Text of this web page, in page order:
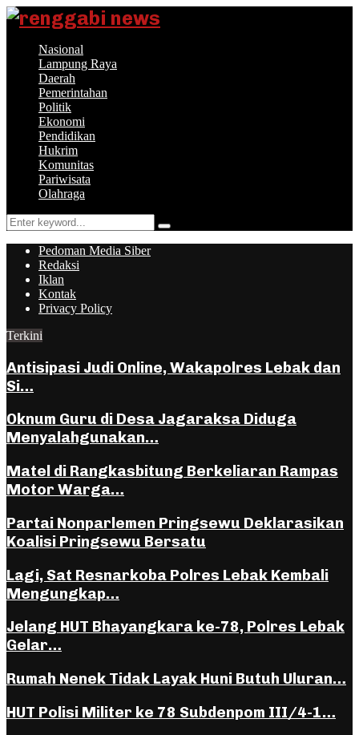
Nasional
Lampung Raya
Daerah
Pemerintahan
Politik
Ekonomi
Pendidikan
Hukrim
Komunitas
Pariwisata
Olahraga
Search
for:
Search
Pedoman Media Siber
Redaksi
Iklan
Kontak
Privacy Policy
Terkini
Antisipasi Judi Online, Wakapolres Lebak dan
Si…
Oknum Guru di Desa Jagaraksa Diduga
Menyalahgunakan…
Matel di Rangkasbitung Berkeliaran Rampas
Motor Warga…
Partai Nonparlemen Pringsewu Deklarasikan
Koalisi Pringsewu Bersatu
Lagi, Sat Resnarkoba Polres Lebak Kembali
Mengungkap…
Jelang HUT Bhayangkara ke-78, Polres Lebak
Gelar…
Rumah Nenek Tidak Layak Huni Butuh Uluran…
HUT Polisi Militer ke 78 Subdenpom III/4-1…